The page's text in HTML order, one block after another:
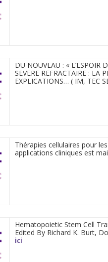
DU NOUVEAU : « L’ESPOIR
SEVERE REFRACTAIRE : LA
EXPLICATIONS… ( IM, TEC
Thérapies cellulaires pour
applications cliniques est
Hematopoietic Stem Cell
Edited By Richard K. Burt,
ici